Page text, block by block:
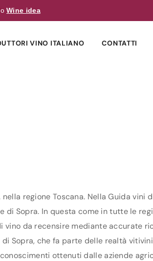
Wine idea
VINO ITALIANO CONTATTI
regione Toscana. Nella Guida vini
Sopra. In questa come in tutte le
da recensire mediante accurate
Sopra, che fa parte delle realtà
ottenuti dalle aziende